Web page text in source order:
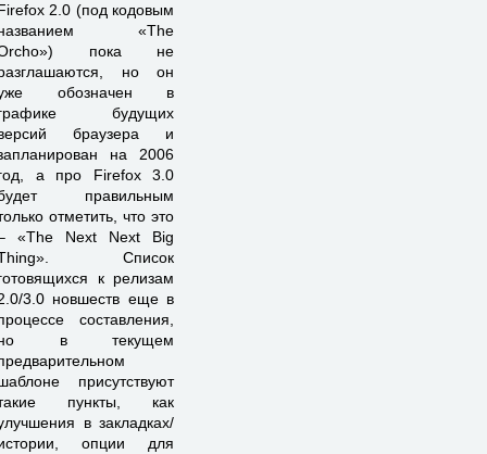
2.0 (под кодовым
«The
пока не
но он
обозначен в
будущих
браузера и
на 2006
а про Firefox 3.0
правильным
отметить, что это
«The Next Next Big
Список
к релизам
3.0 новшеств еще в
составления,
в текущем
присутствуют
пункты, как
в закладках/
опции для